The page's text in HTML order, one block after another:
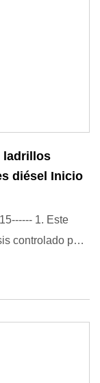
ladrillos
diésel Inicio
1. Este
controlado por